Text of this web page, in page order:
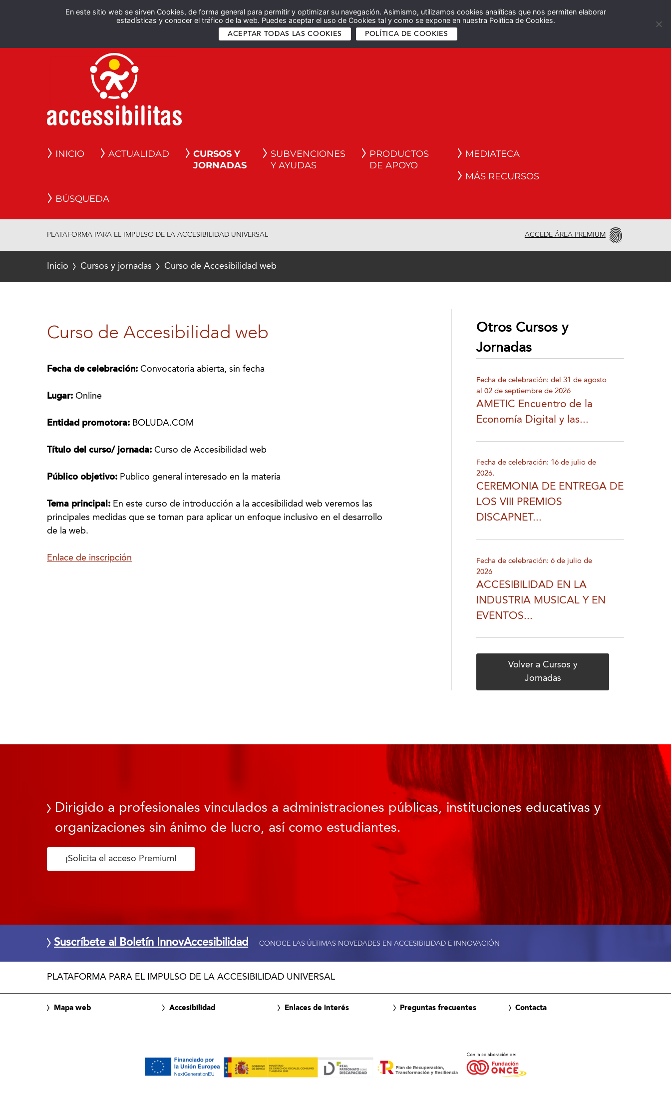
En este sitio web se sirven Cookies, de forma general para permitir y optimizar su navegación. Asimismo, utilizamos cookies analíticas que nos permiten elaborar
estadísticas y conocer el tráfico de la web. Puedes aceptar el uso de Cookies tal y como se expone en nuestra Política de Cookies.
ACEPTAR TODAS LAS COOKIES POLÍTICA DE COOKIES
Español English
INICIO ACTUALIDAD
CURSOS Y
JORNADAS
SUBVENCIONES
Y AYUDAS
PRODUCTOS
DE APOYO
MEDIATECA
MÁS RECURSOS
BÚSQUEDA
PLATAFORMA PARA EL IMPULSO DE LA ACCESIBILIDAD UNIVERSAL ACCEDE ÁREA PREMIUM
Inicio Cursos y jornadas Curso de Accesibilidad web
Curso de Accesibilidad web
Fecha de celebración:Convocatoria abierta, sin fecha
Lugar:Online
Entidad promotora: BOLUDA.COM
Título del curso/ jornada:Curso de Accesibilidad web
Público objetivo: Publico general interesado en la materia
Tema principal: En este curso de introducción a la accesibilidad web veremos las
principales medidas que se toman para aplicar un enfoque inclusivo en el desarrollo
de la web.
Enlace de inscripción
Otros Cursos y
Jornadas
Fecha de celebración: del 31 de agosto
al 02 de septiembre de 2026
AMETIC Encuentro de la
Economía Digital y las...
Fecha de celebración: 16 de julio de
2026.
CEREMONIA DE ENTREGA DE
LOS VIII PREMIOS
DISCAPNET...
Fecha de celebración: 6 de julio de
2026
ACCESIBILIDAD EN LA
INDUSTRIA MUSICAL Y EN
EVENTOS...
Volver a Cursos y
Jornadas
Dirigido a profesionales vinculados a administraciones públicas, instituciones educativas y
organizaciones sin ánimo de lucro, así como estudiantes.
¡Solicita el acceso Premium!
Suscríbete al Boletín InnovAccesibilidad CONOCE LAS ÚLTIMAS NOVEDADES EN ACCESIBILIDAD E INNOVACIÓN
PLATAFORMA PARA EL IMPULSO DE LA ACCESIBILIDAD UNIVERSAL
Mapa web Accesibilidad Enlaces de interés Preguntas frecuentes Contacta